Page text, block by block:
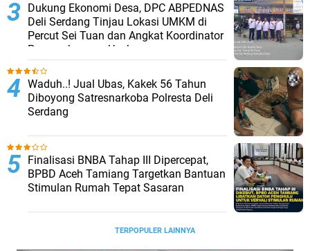
Dukung Ekonomi Desa, DPC ABPEDNAS
Deli Serdang Tinjau Lokasi UMKM di
Percut Sei Tuan dan Angkat Koordinator
Pengembangan Usaha
Waduh..! Jual Ubas, Kakek 56 Tahun
Diboyong Satresnarkoba Polresta Deli
Serdang
Finalisasi BNBA Tahap III Dipercepat,
BPBD Aceh Tamiang Targetkan Bantuan
Stimulan Rumah Tepat Sasaran
TERPOPULER LAINNYA